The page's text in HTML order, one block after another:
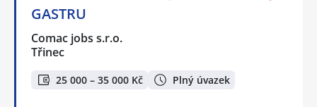
GASTRU
Comac jobs s.r.o.
Třinec
25 000 – 35 000 Kč Plný úvazek